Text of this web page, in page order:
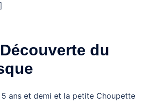
du
5 ans et demi et la petite Choupette